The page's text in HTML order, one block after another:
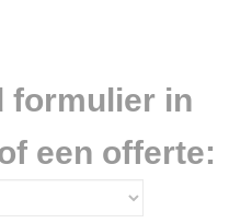
formulier in
een offerte: